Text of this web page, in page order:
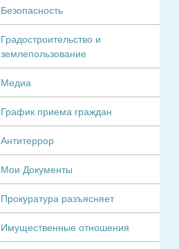
Безопасность
Градостроительство и
землепользование
Медиа
График приема граждан
Антитеррор
Мои Документы
Прокуратура разъясняет
Имущественные отношения